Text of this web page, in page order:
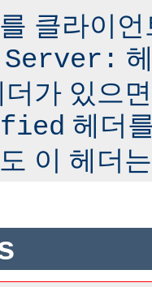
클라이
Server:
가 있으
헤더
이 헤더